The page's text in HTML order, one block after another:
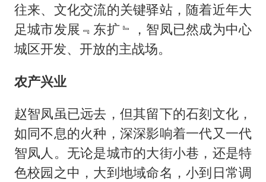
吉林一“温度计大楼”读数爆表
24小时不关空调 电费会更低吗
“China Cool”成海外热词
往来、文化交流的关键驿站，随着近年大
足城市发展﹃东扩﹄，智凤已然成为中心
城区开发、开放的主战场。
农产兴业
赵智凤虽已远去，但其留下的石刻文化，
如同不息的火种，深深影响着一代又一代
智凤人。无论是城市的大街小巷，还是特
色校园之中，大到地域命名，小到日常调